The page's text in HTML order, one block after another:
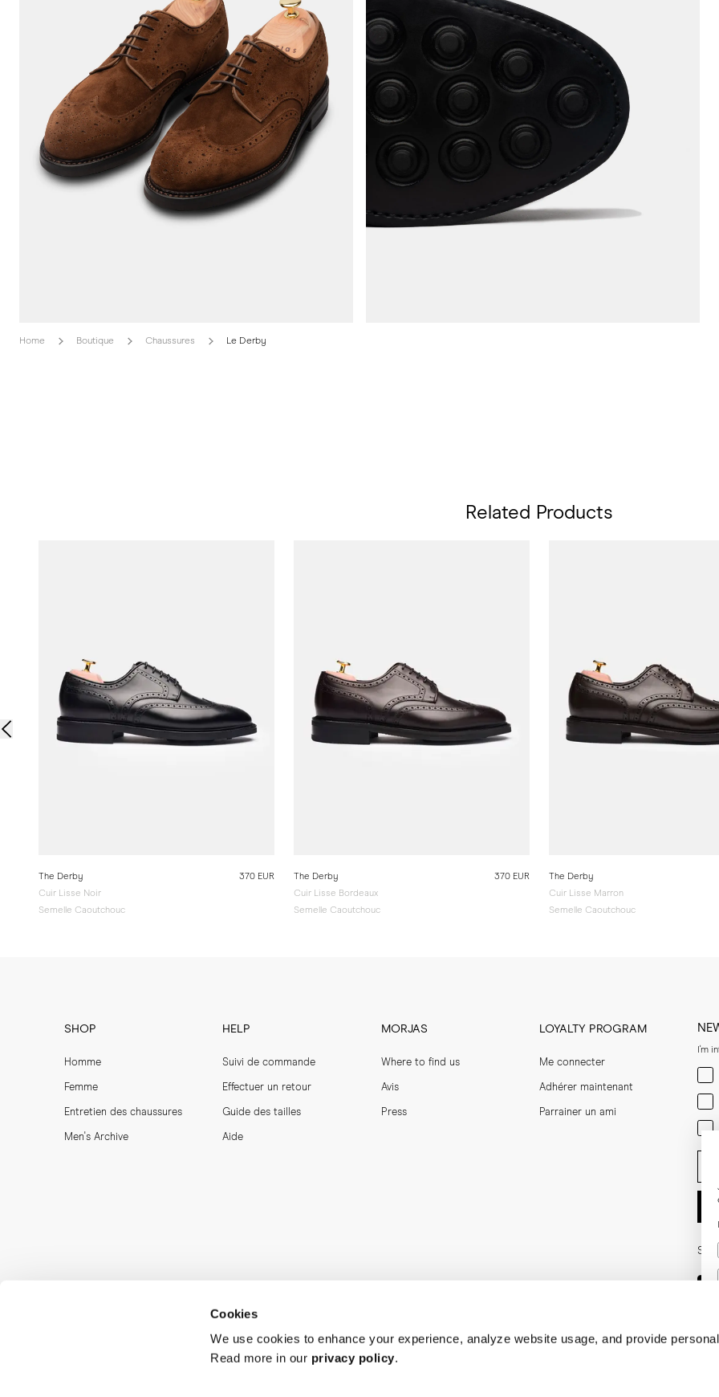
Cookies
We use cookies to enhance your experience, analyze website usage, and provide
Read more in our privacy policy.
Home Boutique Chaussures Le Derby
Related Products
The Derby
Cuir Lisse Noir
Semelle Caoutchouc
370 EUR
The Derby
Cuir Lisse Bordeaux
Semelle Caoutchouc
370 EUR
The Derby
Cuir Lisse Marron
Semelle Caoutchouc
SHOP
Homme
Femme
Entretien des chaussures
Men's Archive
HELP
Suivi de commande
Effectuer un retour
Guide des tailles
Aide
MORJAS
Where to find us
Avis
Press
LOYALTY PROGRAM
Me connecter
Adhérer maintenant
Parrainer un ami
I'm